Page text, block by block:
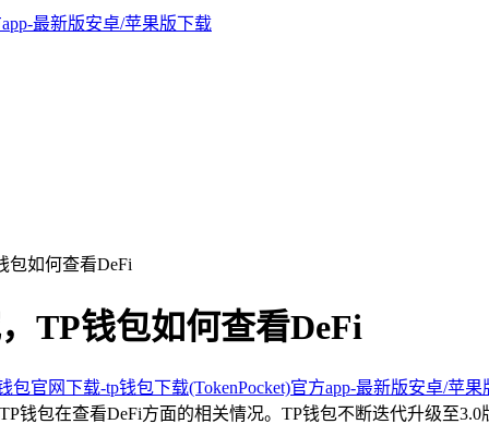
包如何查看DeFi
TP钱包如何查看DeFi
包官网下载-tp钱包下载(TokenPocket)官方app-最新版安卓/苹果
钱包在查看DeFi方面的相关情况。TP钱包不断迭代升级至